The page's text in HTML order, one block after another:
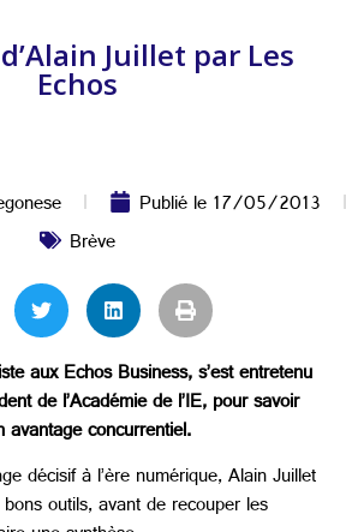
Juillet par Les
Echos
Publié le17/05/2013
Brève
aux Echos Business, s’est entretenu
de l’Académie de l’IE, pour savoir
avantage concurrentiel.
décisif à l’ère numérique, Alain Juillet
outils, avant de recouper les